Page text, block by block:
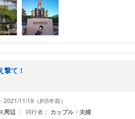
撃て！
11/19（約5年前）
周辺 同行者： カップル・夫婦